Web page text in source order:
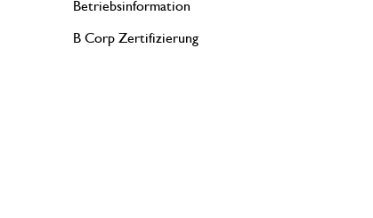
Betriebsinformation
B Corp Zertifizierung